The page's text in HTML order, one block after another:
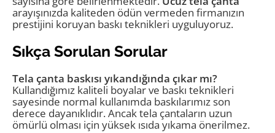
arayışınızda kaliteden ödün vermeden firmanızın
prestijini koruyan baskı teknikleri uyguluyoruz.
Sıkça Sorulan Sorular
Tela çanta baskısı yıkandığında çıkar mı?
Kullandığımız kaliteli boyalar ve baskı teknikleri
sayesinde normal kullanımda baskılarımız son
derece dayanıklıdır. Ancak tela çantaların uzun
ömürlü olması için yüksek ısıda yıkama önerilmez.